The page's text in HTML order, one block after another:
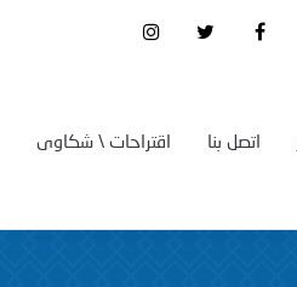
اقتراحات \ شكاوى اتصل بنا